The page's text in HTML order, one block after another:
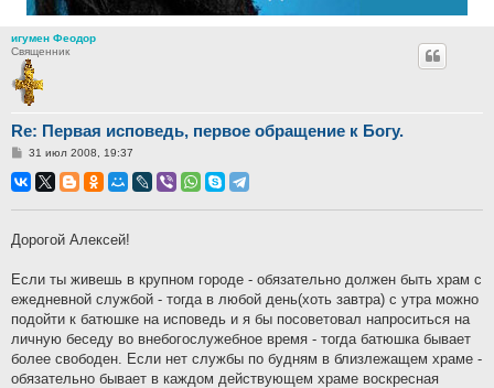
игумен Феодор
Священник
Re: Первая исповедь, первое обращение к Богу.
Сообщение
31 июл 2008, 19:37
Дорогой Алексей!
Если ты живешь в крупном городе - обязательно должен быть храм с
ежедневной службой - тогда в любой день(хоть завтра) с утра можно
подойти к батюшке на исповедь и я бы посоветовал напроситься на
личную беседу во внебогослужебное время - тогда батюшка бывает
более свободен. Если нет службы по будням в близлежащем храме -
обязательно бывает в каждом действующем храме воскресная